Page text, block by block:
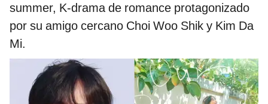
summer, K-drama de romance protagonizado
por su amigo cercano Choi Woo Shik y Kim Da
Mi.